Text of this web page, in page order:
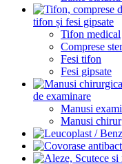
tifon și fesi gipsate
Tifon medical
Comprese
Fesi tifon
Fesi gipsate
de examinare
Manusi
Manusi